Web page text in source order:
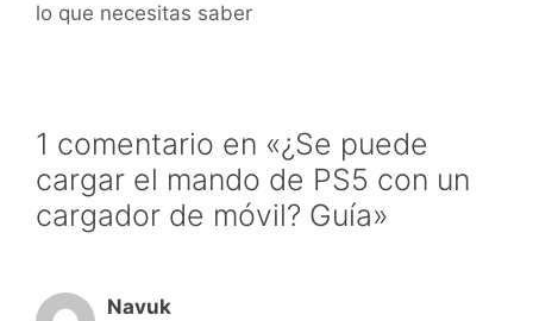
lo que necesitas saber
1 comentario en «¿Se puede
cargar el mando de PS5 con un
cargador de móvil? Guía»
Navuk